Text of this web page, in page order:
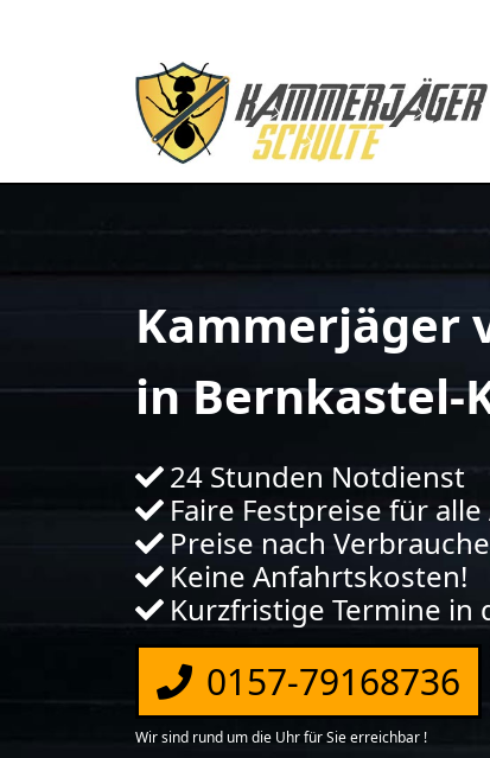
Kammerjäger
in Bernkastel-
24 Stunden Notdienst
Faire Festpreise für
Preise nach
Keine Anfahrtskosten!
Kurzfristige Termine in
0157-79168736
Wir sind rund um die Uhr für Sie erreichbar !